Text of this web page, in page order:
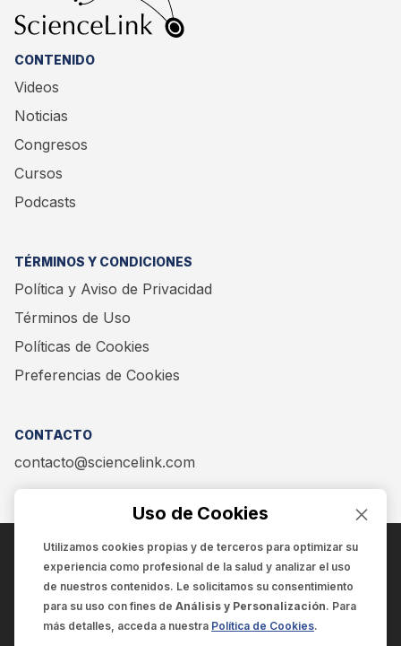
CONTENIDO
Videos
Noticias
Congresos
Cursos
Podcasts
TÉRMINOS Y CONDICIONES
Política y Aviso de Privacidad
Términos de Uso
Políticas de Cookies
Preferencias de Cookies
CONTACTO
contacto@sciencelink.com
ENCUÉNTRANOS EN:
Uso de Cookies
Utilizamos cookies propias y de terceros para optimizar su
experiencia como profesional de la salud y analizar el uso
de nuestros contenidos. Le solicitamos su consentimiento
para su uso con fines de Análisis y Personalización. Para
más detalles, acceda a nuestra Política de Cookies.